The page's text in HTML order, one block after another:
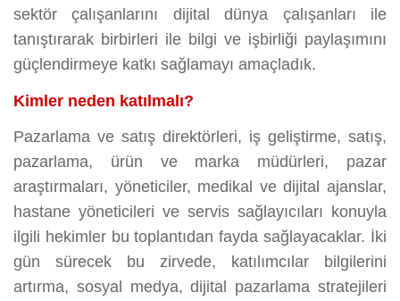
sektör çalışanlarını dijital dünya çalışanları ile
tanıştırarak birbirleri ile bilgi ve işbirliği paylaşımını
güçlendirmeye katkı sağlamayı amaçladık.
Kimler neden katılmalı?
Pazarlama ve satış direktörleri, iş geliştirme, satış,
pazarlama, ürün ve marka müdürleri, pazar
araştırmaları, yöneticiler, medikal ve dijital ajanslar,
hastane yöneticileri ve servis sağlayıcıları konuyla
ilgili hekimler bu toplantıdan fayda sağlayacaklar. İki
gün sürecek bu zirvede, katılımcılar bilgilerini
artırma, sosyal medya, dijital pazarlama stratejileri